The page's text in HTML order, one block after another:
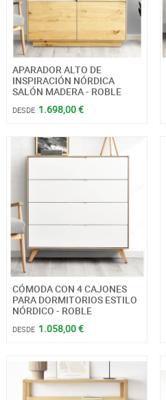
APARADOR ALTO DE
INSPIRACIÓN NÓRDICA
SALÓN MADERA - ROBLE
DESDE 1.698,00 €
CÓMODA CON 4 CAJONES
PARA DORMITORIOS ESTILO
NÓRDICO - ROBLE
DESDE 1.058,00 €